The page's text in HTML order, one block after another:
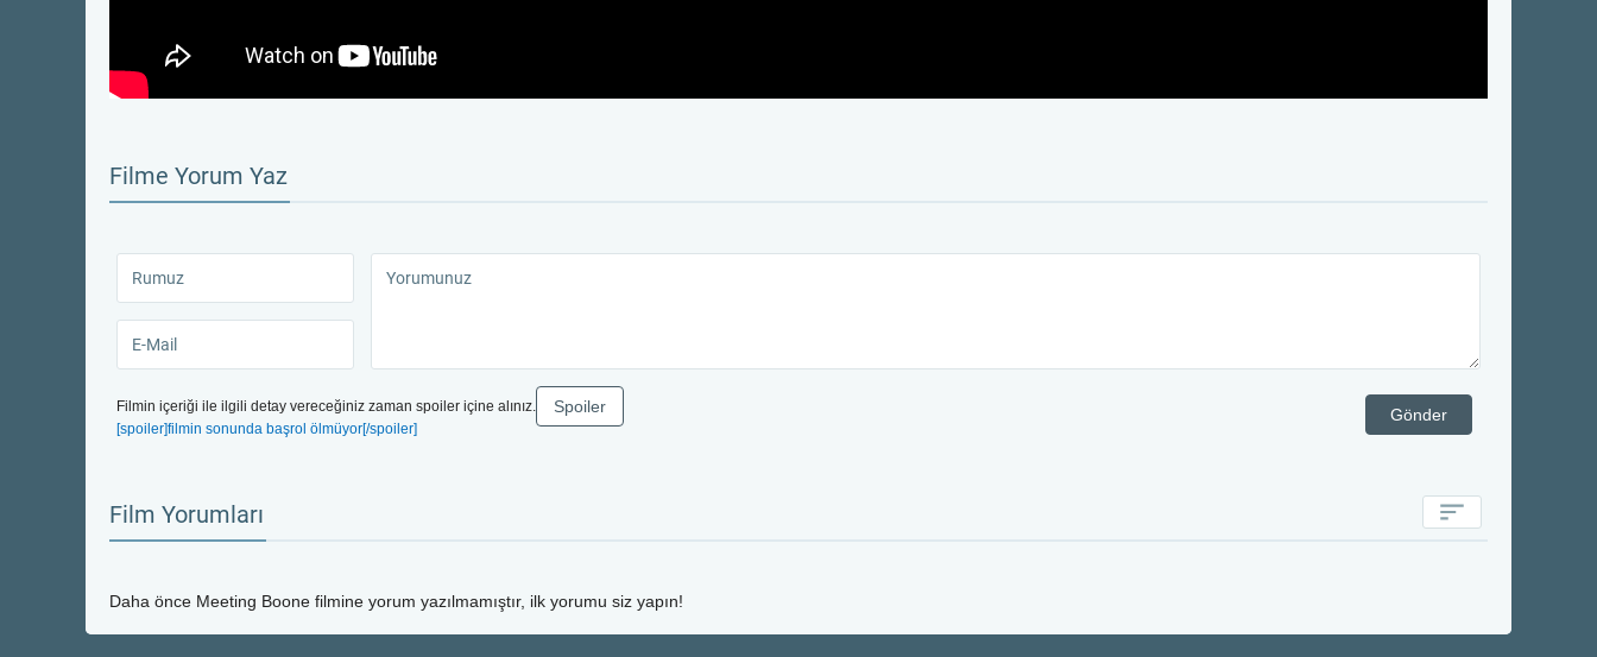
Filme Yorum Yaz
Filmin içeriği ile ilgili detay vereceğiniz zaman spoiler içine alınız.
[spoiler]filmin sonunda başrol ölmüyor[/spoiler]
Gönder
Spoiler
Film Yorumları
Daha önce Meeting Boone filmine yorum yazılmamıştır, ilk yorumu siz yapın!